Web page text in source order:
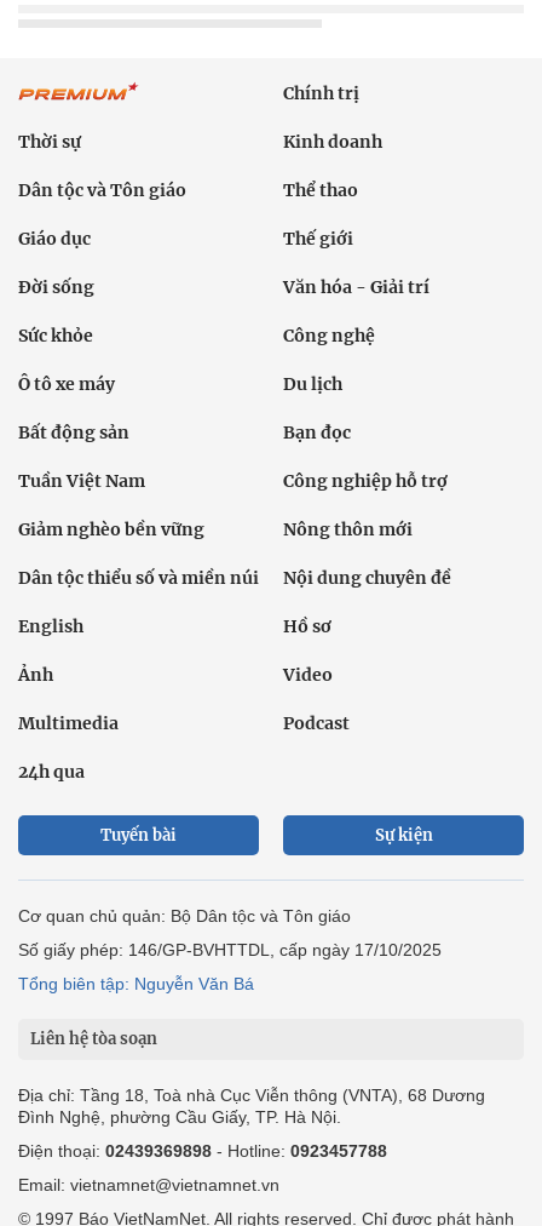
Chính trị
Thời sự Kinh doanh
Dân tộc và Tôn giáo Thể thao
Giáo dục Thế giới
Đời sống Văn hóa - Giải trí
Sức khỏe Công nghệ
Ô tô xe máy Du lịch
Bất động sản Bạn đọc
Tuần Việt Nam Công nghiệp hỗ trợ
Giảm nghèo bền vững Nông thôn mới
Dân tộc thiểu số và miền núi Nội dung chuyên đề
English Hồ sơ
Ảnh Video
Multimedia Podcast
24h qua
Tuyến bài Sự kiện
Cơ quan chủ quản: Bộ Dân tộc và Tôn giáo
Số giấy phép: 146/GP-BVHTTDL, cấp ngày 17/10/2025
Tổng biên tập: Nguyễn Văn Bá
Liên hệ tòa soạn
Địa chỉ: Tầng 18, Toà nhà Cục Viễn thông (VNTA), 68 Dương
Đình Nghệ, phường Cầu Giấy, TP. Hà Nội.
Điện thoại: 02439369898 - Hotline: 0923457788
Email: vietnamnet@vietnamnet.vn
© 1997 Báo VietNamNet. All rights reserved. Chỉ được phát hành